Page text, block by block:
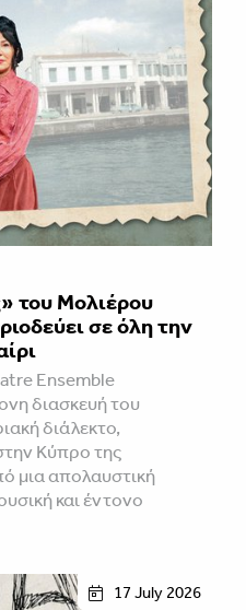
του Μολιέρου
σε όλη την
Ensemble
διασκευή του
διάλεκτο,
Κύπρο της
μια απολαυστική
και έντονο
17 July 2026